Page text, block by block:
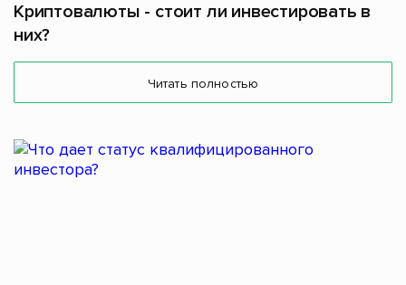
Криптовалюты - стоит ли инвестировать в
них?
Читать полностью